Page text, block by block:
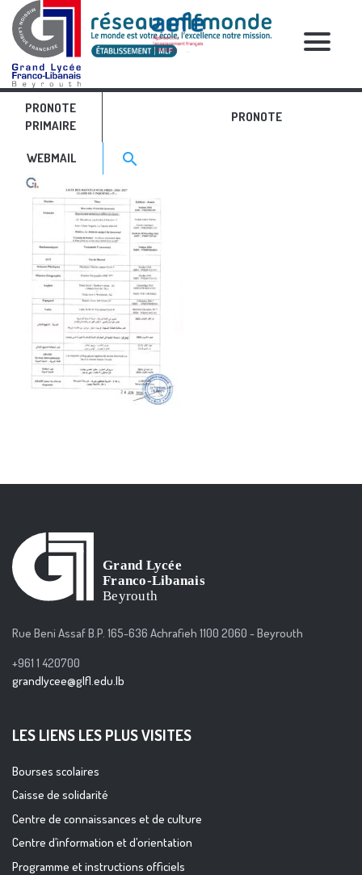
PRONOTE
PRIMAIRE
PRONOTE
WEBMAIL Search for:>
search
RELATIVE POSTS
Manuels 5ème
Rue Beni Assaf B.P. 165-636 Achrafieh 1100 2060 - Beyrouth
+961 1 420700
grandlycee@glfl.edu.lb
LES LIENS LES PLUS VISITES
Bourses scolaires
Caisse de solidarité
Centre de connaissances et de culture
Centre d’information et d’orientation
Programme et instructions officiels